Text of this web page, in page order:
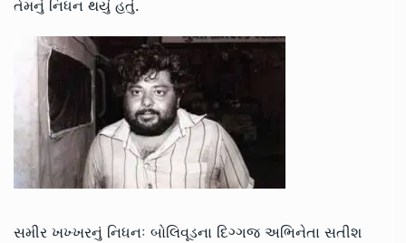
તેમનું નિધન થયું હતું.
સમીર ખખ્ખરનું નિધનઃ બોલિવૂડના દિગ્ગજ અભિનેતા સતીશ